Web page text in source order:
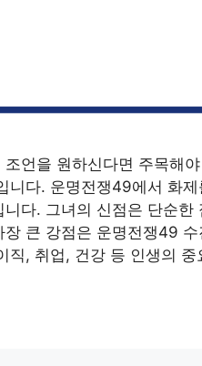
언을 원하신다면 주목해
니다. 운명전쟁49에서 화
다. 그녀의 신점은 단순한
큰 강점은 운명전쟁49
직, 취업, 건강 등 인생의